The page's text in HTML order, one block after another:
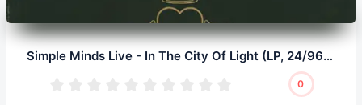
Simple Minds Live - In The City Of Light (LP, 24/96.0)
0